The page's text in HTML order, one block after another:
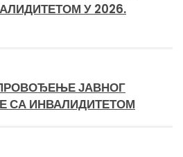
У 2026.
ЈАВНОГ
СА ИНВАЛИДИТЕТОМ